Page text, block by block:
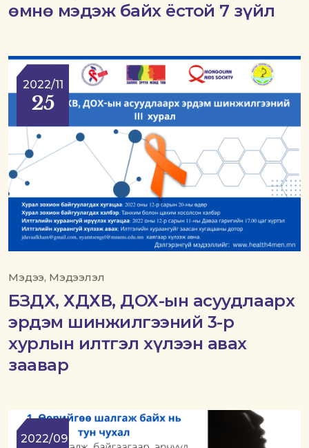
өмнө мэдэж байх ёстой 7 зүйл
2022/11
25
Мэдээ, Мэдээлэл
БЗДХ, ХДХВ, ДОХ-ын асуудлаарх
эрдэм шинжилгээний 3-р
хурлын илтгэл хүлээн авах
заавар
2022/09